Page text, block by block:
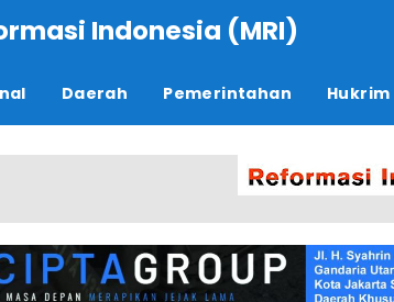
Indonesia (MRI)
Daerah Pemerintahan Hukrim